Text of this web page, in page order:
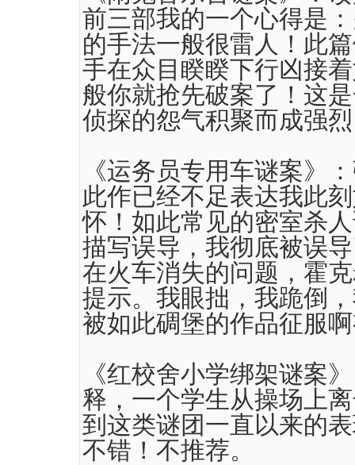
前三部我的一个心得是
的手法一般很雷人！此
手在众目睽睽下行凶接
般你就抢先破案了！这
侦探的怨气积聚而成强
《运务员专用车谜案》
此作已经不足表达我此
怀！如此常见的密室杀
描写误导，我彻底被误
在火车消失的问题，霍
提示。我眼拙，我跪倒
被如此碉堡的作品征服
《红校舍小学绑架谜案
释，一个学生从操场上
到这类谜团一直以来的
不错！不推荐。